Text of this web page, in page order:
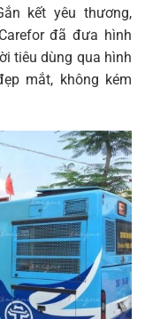
kết yêu thương,
đã đưa hình
tiêu dùng qua hình
mắt, không kém